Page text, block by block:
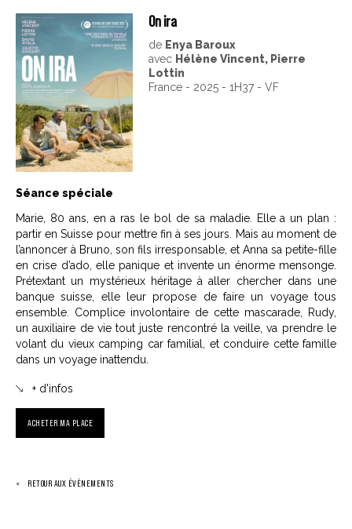
On ira
de Enya Baroux
avec Hélène Vincent, Pierre
Lottin
France - 2025 - 1H37 - VF
Séance spéciale
Marie, 80 ans, en a ras le bol de sa maladie. Elle a un plan :
partir en Suisse pour mettre fin à ses jours. Mais au moment de
l’annoncer à Bruno, son fils irresponsable, et Anna sa petite-fille
en crise d’ado, elle panique et invente un énorme mensonge.
Prétextant un mystérieux héritage à aller chercher dans une
banque suisse, elle leur propose de faire un voyage tous
ensemble. Complice involontaire de cette mascarade, Rudy,
un auxiliaire de vie tout juste rencontré la veille, va prendre le
volant du vieux camping car familial, et conduire cette famille
dans un voyage inattendu.
+ d'infos
ACHETER MA PLACE
RETOUR AUX ÉVÈNEMENTS